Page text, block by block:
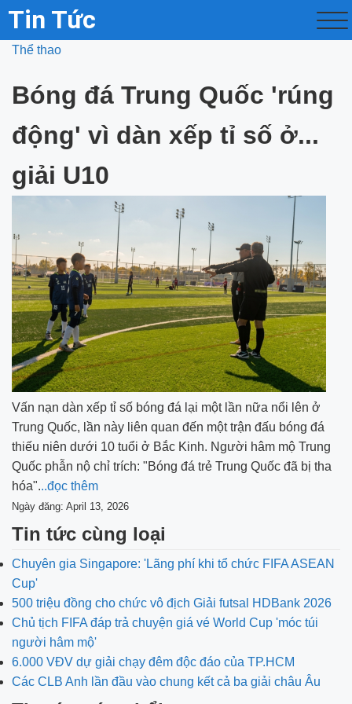
Tin Tức
Thể thao
Bóng đá Trung Quốc 'rúng
động' vì dàn xếp tỉ số ở...
giải U10
Vấn nạn dàn xếp tỉ số bóng đá lại một lần nữa nổi lên ở
Trung Quốc, lần này liên quan đến một trận đấu bóng đá
thiếu niên dưới 10 tuổi ở Bắc Kinh. Người hâm mộ Trung
Quốc phẫn nộ chỉ trích: "Bóng đá trẻ Trung Quốc đã bị tha
hóa"...đọc thêm
Ngày đăng: April 13, 2026
Tin tức cùng loại
Chuyên gia Singapore: 'Lãng phí khi tổ chức FIFA ASEAN
Cup'
500 triệu đồng cho chức vô địch Giải futsal HDBank 2026
Chủ tịch FIFA đáp trả chuyện giá vé World Cup 'móc túi
người hâm mộ'
6.000 VĐV dự giải chạy đêm độc đáo của TP.HCM
Các CLB Anh lần đầu vào chung kết cả ba giải châu Âu